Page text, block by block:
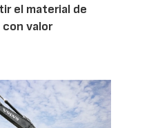
el material de
valor